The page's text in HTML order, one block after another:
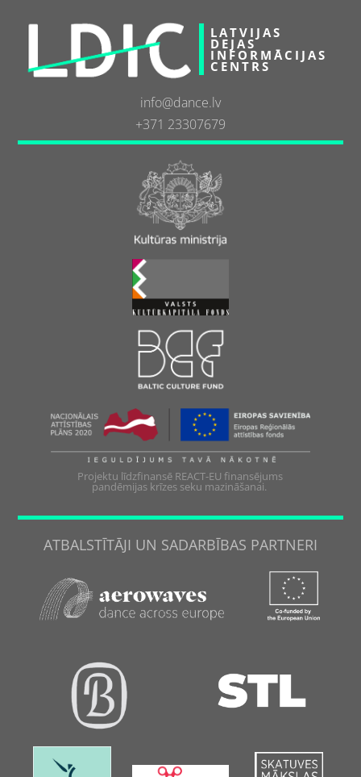
LATVIJAS
DEJAS
INFORMĀCIJAS
CENTRS
info@dance.lv
+371 23307679
Projektu līdzfinansē REACT-EU finansējums
pandēmijas krīzes seku mazināšanai.
ATBALSTĪTĀJI UN SADARBĪBAS PARTNERI